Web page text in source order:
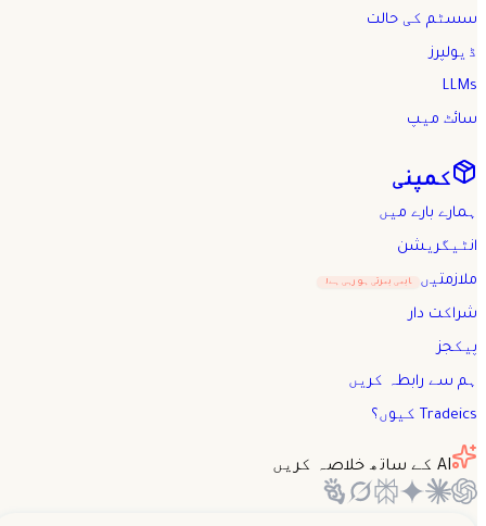
سسٹم کی حالت
ڈیولپرز
LLMs
سائٹ میپ
کمپنی
ہمارے بارے میں
انٹیگریشن
ملازمتیں ابھی بھرتی ہو رہی ہے!
شراکت دار
پیکجز
ہم سے رابطہ کریں
Tradeics کیوں؟
AI کے ساتھ خلاصہ کریں